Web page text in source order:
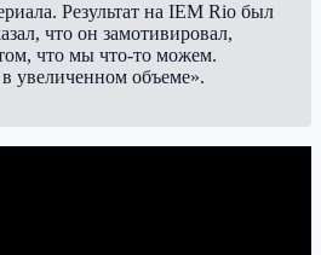
Результат на IEM Rio был
что он замотивировал,
что мы что-то можем.
увеличенном объеме».